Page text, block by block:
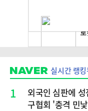
실시간 랭
1
외국인 심판에
구협회 '충격 민낯